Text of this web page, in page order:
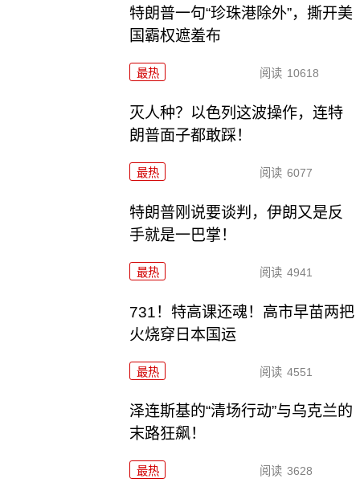
特朗普一句“珍珠港除外”，撕开美
国霸权遮羞布
最热 阅读 10618
灭人种？以色列这波操作，连特
朗普面子都敢踩！
最热 阅读 6077
特朗普刚说要谈判，伊朗又是反
手就是一巴掌！
最热 阅读 4941
731！特高课还魂！高市早苗两把
火烧穿日本国运
最热 阅读 4551
泽连斯基的“清场行动”与乌克兰的
末路狂飙！
最热 阅读 3628